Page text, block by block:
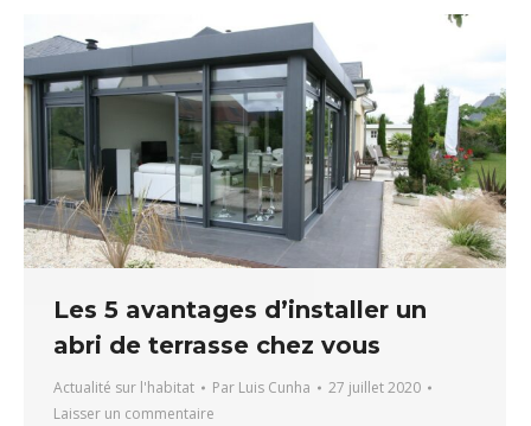
Les 5 avantages d’installer un
abri de terrasse chez vous
Actualité sur l'habitat Par Luis Cunha
27 juillet 2020
Laisser un commentaire